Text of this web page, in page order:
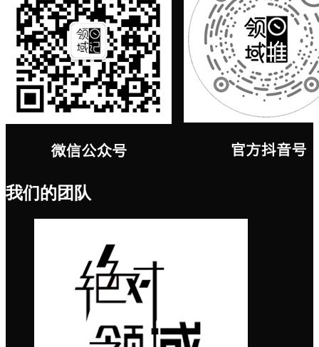
我们的团队